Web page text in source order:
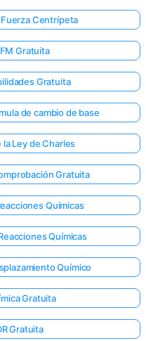
Centrípeta
Gratuita
Gratuita
de cambio de base
Ley de Charles
Gratuita
Químicas
Químicas
Químico
Gratuita
Gratuita